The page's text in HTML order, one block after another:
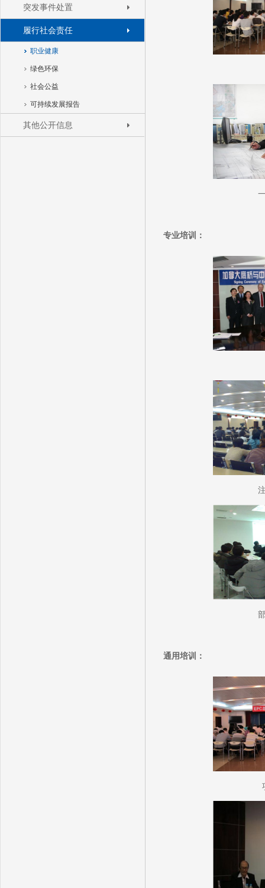
突发事件处置
履行社会责任
职业健康
绿色环保
社会公益
可持续发展报告
其他公开信息
专业培训：
通用培训：